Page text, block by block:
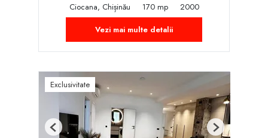
Ciocana, Chișinău
170 mp
2000
Vezi mai multe detalii
Exclusivitate
Previous Next